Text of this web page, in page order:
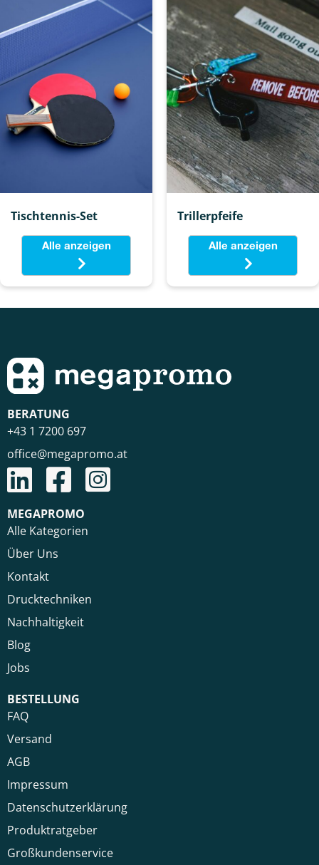
Tischtennis-Set
Alle anzeigen
Trillerpfeife
Alle anzeigen
BERATUNG
+43 1 7200 697
office@megapromo.at
MEGAPROMO
Alle Kategorien
Über Uns
Kontakt
Drucktechniken
Nachhaltigkeit
Blog
Jobs
BESTELLUNG
FAQ
Versand
AGB
Impressum
Datenschutzerklärung
Produktratgeber
Großkundenservice